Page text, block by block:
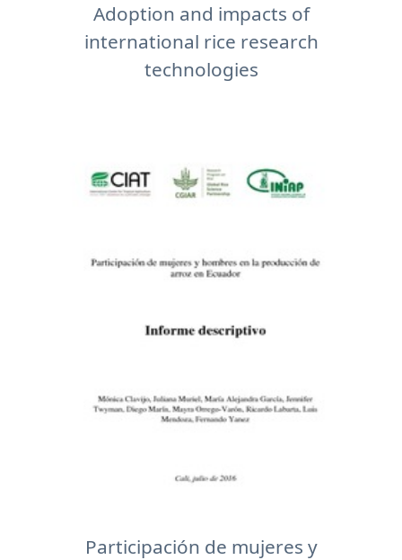
Adoption and impacts of
international rice research
technologies
Participación de mujeres y